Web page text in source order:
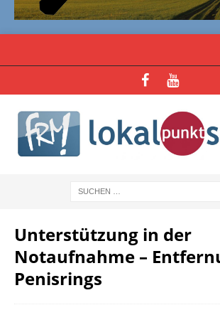
Unterstützung in der
Notaufnahme –
Penisrings